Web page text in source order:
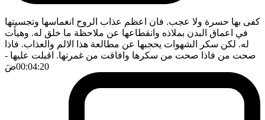
كفى بها حسرة ولا عجب. فان اعظم عذاب الروح انغماسها وتجسيتها
في اعماق البدن بملاذه وانقطاعها عن ملاحظة ما خلق له. وهيأت
له. لكن سكر الشهوات يحجبها عن مطالعة هذا الالم والعذاب. فاذا
صحت من فاذا صحت من سكرها وافاقت من غمرتها. اقبلت عليها -
00:04:20ضَ